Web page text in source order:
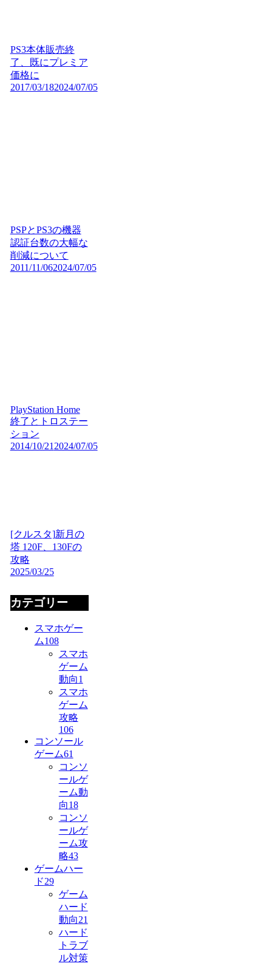
PS3本体販売終
了、既にプレミア
価格に
2017/03/182024/07/05
PSPとPS3の機器
認証台数の大幅な
削減について
2011/11/062024/07/05
PlayStation Home
終了とトロステー
ション
2014/10/21 2024/07/05
[クルスタ]新月の
塔 120F、130Fの
攻略
2025/03/25
カテゴリー
スマホゲー
ム108
スマホ
ゲーム
動向1
スマホ
ゲーム
攻略
106
コンソール
ゲーム61
コンソ
ールゲ
ーム動
向18
コンソ
ールゲ
ーム攻
略43
ゲームハー
ド29
ゲーム
ハード
動向21
ハード
トラブ
ル対策